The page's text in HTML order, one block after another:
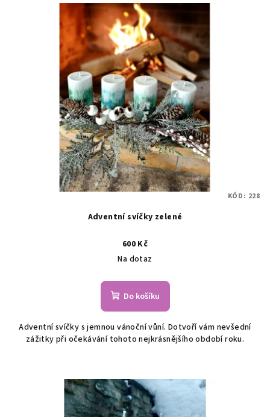
Adventní svíčky zelené
600 Kč
Na dotaz
Do košíku
Adventní svíčky s jemnou vánoční vůní. Dotvoří vám nevšední
zážitky při očekávání tohoto nejkrásnějšího období roku.
KÓD: 228